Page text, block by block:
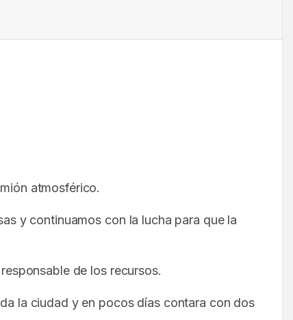
atmosférico.
y continuamos con la lucha para que la
de los recursos.
la ciudad y en pocos días contara con dos